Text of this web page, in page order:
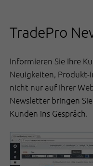
TradePro
Informieren Sie Ihre
Neuigkeiten,
nicht nur auf Ihrer
Newsletter bringen
Kunden ins Gespräch.